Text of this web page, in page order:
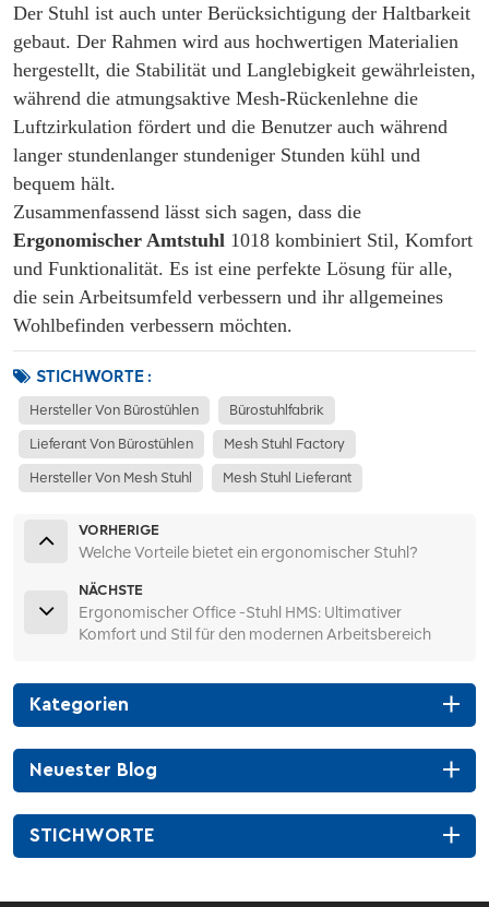
Der Stuhl ist auch unter Berücksichtigung der Haltbarkeit
gebaut. Der Rahmen wird aus hochwertigen Materialien
hergestellt, die Stabilität und Langlebigkeit gewährleisten,
während die atmungsaktive Mesh-Rückenlehne die
Luftzirkulation fördert und die Benutzer auch während
langer stundenlanger stundeniger Stunden kühl und
bequem hält.
Zusammenfassend lässt sich sagen, dass die
Ergonomischer Amtstuhl 1018 kombiniert Stil, Komfort
und Funktionalität. Es ist eine perfekte Lösung für alle,
die sein Arbeitsumfeld verbessern und ihr allgemeines
Wohlbefinden verbessern möchten.
STICHWORTE :
Hersteller Von Bürostühlen Bürostuhlfabrik
Lieferant Von Bürostühlen Mesh Stuhl Factory
Hersteller Von Mesh Stuhl Mesh Stuhl Lieferant
VORHERIGE
Welche Vorteile bietet ein ergonomischer Stuhl?
NÄCHSTE
Ergonomischer Office -Stuhl HMS: Ultimativer
Komfort und Stil für den modernen Arbeitsbereich
Kategorien
Neuester Blog
STICHWORTE